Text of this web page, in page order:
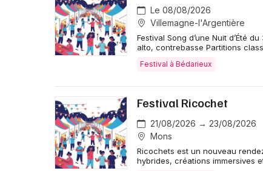
Le 08/08/2026
Villemagne-l'Argentière
Festival Song d’une Nuit d’Été
alto, contrebasse Partitions
Festival à Bédarieux
Festival Ricochet
21/08/2026 → 23/08/2026
Mons
Ricochets est un nouveau
hybrides, créations immersives